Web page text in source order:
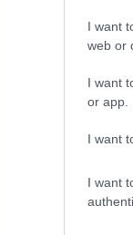
I want
web or
I want
or app.
I want
I want
πρωτεύουσα
αυτή